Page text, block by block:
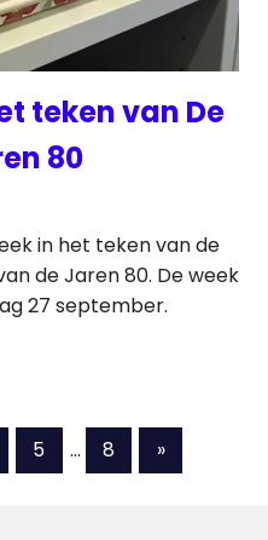
teken van De
80
in het teken van de
de Jaren 80. De week
27 september.
5 … 8
Volgende
berichten
»